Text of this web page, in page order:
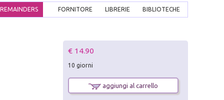
BIBLIOTECHE
LIBRERIE
FORNITORE
REMAINDERS
€ 14.90
10 giorni
aggiungi al carrello
x
Interessato ai nostri libri?
Sarai informato delle nostre novità, potrai
comunque cancellarti quando desideri.